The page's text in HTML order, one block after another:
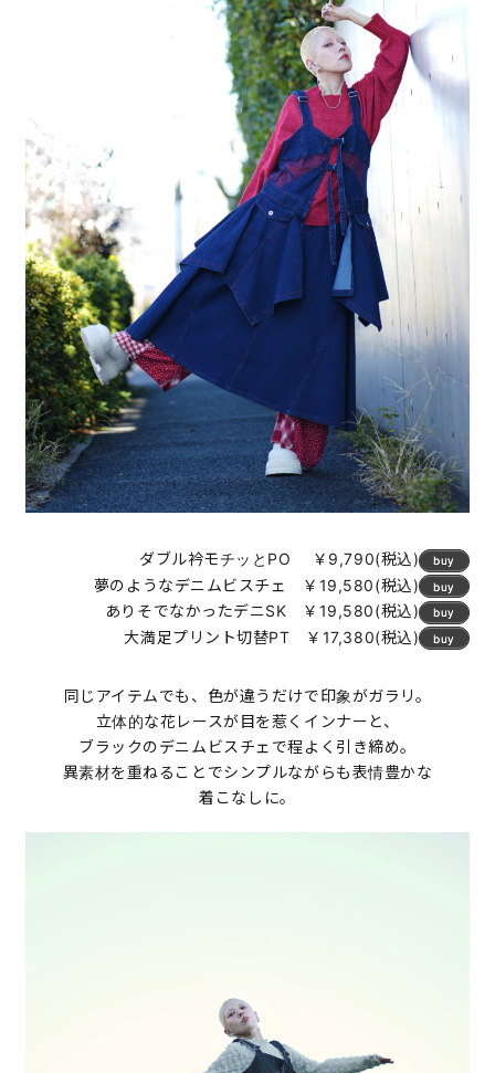
ダブル衿モチッとPO ￥9,790(税込) buy
夢のようなデニムビスチェ ￥19,580(税込) buy
ありそでなかったデニSK ￥19,580(税込) buy
大満足プリント切替PT ￥17,380(税込) buy
同じアイテムでも、色が違うだけで印象がガラリ。
立体的な花レースが目を惹くインナーと、
ブラックのデニムビスチェで程よく引き締め。
異素材を重ねることでシンプルながらも表情豊かな
着こなしに。